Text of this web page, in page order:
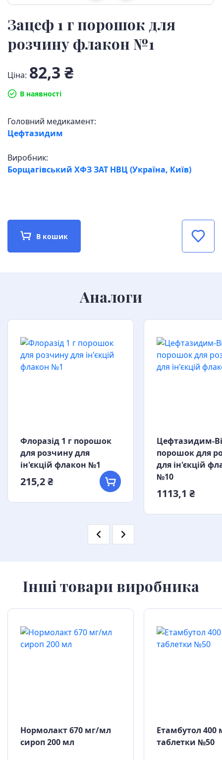
Зацеф 1 г порошок для
розчину флакон №1
Ціна: 82,3 ₴
В наявності
Головний медикамент:
Цефтазидим
Виробник:
Борщагівський ХФЗ ЗАТ НВЦ (Україна, Київ)
В кошик
Аналоги
Флоразід 1 г порошок
для розчину для
ін'єкцій флакон №1
215,2 ₴
Цефтазидим-
порошок для
для ін'єкцій
№10
1113,1 ₴
Інші товари виробника
Нормолакт 670 мг/мл
сироп 200 мл
Етамбутол 400
таблетки №50